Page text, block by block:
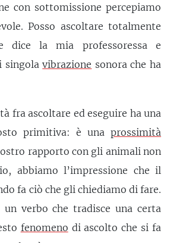
con sottomissione percepiamo
Posso ascoltare totalmente
dice la mia professoressa e
singolavibrazione sonora che ha
fra ascoltare ed eseguire ha una
primitiva: è una prossimità
rapporto con gli animali non
abbiamo l’impressione che il
fa ciò che gli chiediamo di fare.
verbo che tradisce una certa
fenomeno di ascolto che si fa